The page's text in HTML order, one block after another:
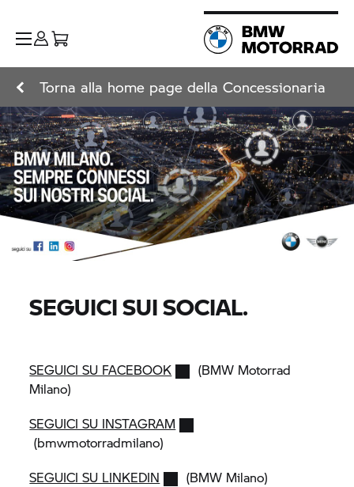
Torna alla home page della Concessionaria
SEGUICI SUI SOCIAL.
SEGUICI SU FACEBOOK (BMW Motorrad
Milano)
SEGUICI SU INSTAGRAM
(bmwmotorradmilano)
SEGUICI SU LINKEDIN
(BMW Milano)